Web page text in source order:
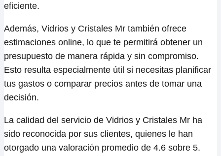
eficiente.
Además, Vidrios y Cristales Mr también ofrece
estimaciones online, lo que te permitirá obtener un
presupuesto de manera rápida y sin compromiso.
Esto resulta especialmente útil si necesitas planificar
tus gastos o comparar precios antes de tomar una
decisión.
La calidad del servicio de Vidrios y Cristales Mr ha
sido reconocida por sus clientes, quienes le han
otorgado una valoración promedio de 4.6 sobre 5.